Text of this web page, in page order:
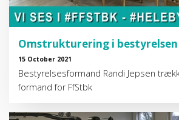
Omstrukturering i bestyrelsen
15 October 2021
Bestyrelsesformand Randi Jepsen
formand for FfStbk